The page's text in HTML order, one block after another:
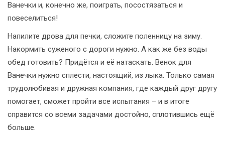
Ванечки и, конечно же, поиграть, посостязаться и
повеселиться!
Напилите дрова для печки, сложите поленницу на зиму.
Накормить суженого с дороги нужно. А как же без воды
обед готовить? Придётся и её натаскать. Венок для
Ванечки нужно сплести, настоящий, из лыка. Только самая
трудолюбивая и дружная компания, где каждый друг другу
помогает, сможет пройти все испытания – и в итоге
справится со всеми задачами достойно, сплотившись ещё
больше.